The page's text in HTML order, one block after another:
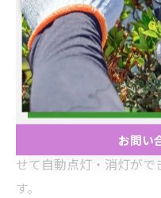
っています。これによ
フ忘れといった日常の
例えば、センサー付き
度や天気予報データを
を行うため、過剰な水
す。さらに、スマート
せて自動点灯・消灯が
す。
お問い
お問い